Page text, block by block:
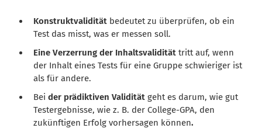
Konstruktvalidität bedeutet zu überprüfen, ob ein
Test das misst, was er messen soll.
Eine Verzerrung der Inhaltsvalidität tritt auf, wenn
der Inhalt eines Tests für eine Gruppe schwieriger ist
als für andere.
Beider prädiktiven Validität geht es darum, wie gut
Testergebnisse, wie z. B. der College-GPA, den
zukünftigen Erfolg vorhersagen können.